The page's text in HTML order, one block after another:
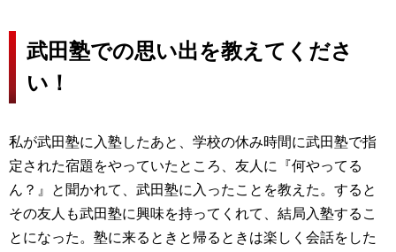
武田塾での思い出を教えてくださ
い！
私が武田塾に入塾したあと、学校の休み時間に武田塾で指
定された宿題をやっていたところ、友人に『何やってる
ん？』と聞かれて、武田塾に入ったことを教えた。すると
その友人も武田塾に興味を持ってくれて、結局入塾するこ
とになった。塾に来るときと帰るときは楽しく会話をした